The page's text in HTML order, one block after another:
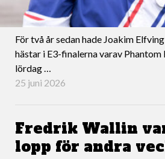
25 juni 2026
För två år sedan hade Joakim
hästar i E3-finalerna varav Phantom
lördag …
Fredrik Wallin
lopp för andra